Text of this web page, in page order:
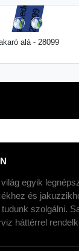
alá - 28099
egyik
és
szolgálni.
háttérrel